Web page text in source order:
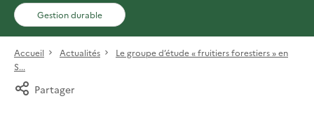
Gestion durable
Accueil Actualités
Le groupe d’étude « fruitiers forestiers » en
S...
Partager